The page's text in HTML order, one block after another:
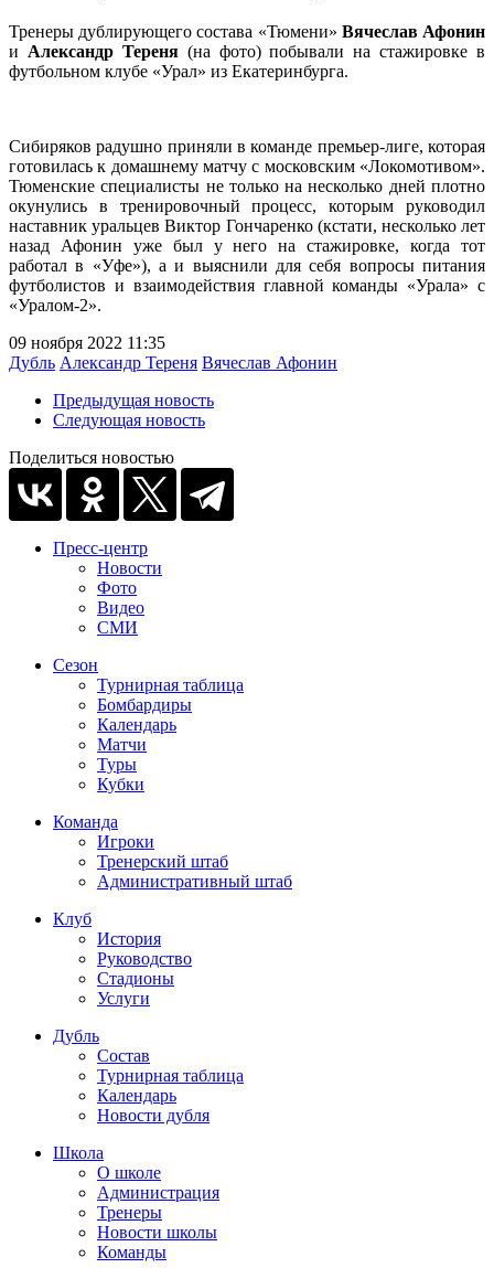
Тренеры дублирующего состава «Тюмени» Вячеслав Афонин
и Александр Тереня(на фото) побывали на стажировке в
футбольном клубе «Урал» из Екатеринбурга.
Сибиряков радушно приняли в команде премьер-лиге, которая
готовилась к домашнему матчу с московским «Локомотивом».
Тюменские специалисты не только на несколько дней плотно
окунулись в тренировочный процесс, которым руководил
наставник уральцев Виктор Гончаренко (кстати, несколько лет
назад Афонин уже был у него на стажировке, когда тот
работал в «Уфе»), а и выяснили для себя вопросы питания
футболистов и взаимодействия главной команды «Урала» с
«Уралом-2».
09 ноября 2022 11:35
Дубль Александр Тереня Вячеслав Афонин
Предыдущая новость
Следующая новость
Поделиться новостью
Пресс-центр
Новости
Фото
Видео
СМИ
Сезон
Турнирная таблица
Бомбардиры
Календарь
Матчи
Туры
Кубки
Команда
Игроки
Тренерский штаб
Административный штаб
Клуб
История
Руководство
Стадионы
Услуги
Дубль
Состав
Турнирная таблица
Календарь
Новости дубля
Школа
О школе
Администрация
Тренеры
Новости школы
Команды